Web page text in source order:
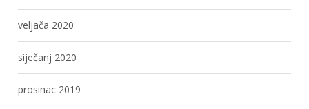
veljača 2020
siječanj 2020
prosinac 2019